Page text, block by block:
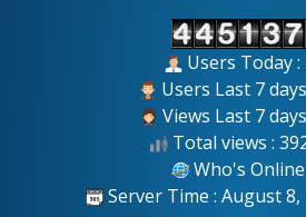
Users Today :
Users Last 7
Views Last 7
Total views :
Who's Online
Server Time : August 8,